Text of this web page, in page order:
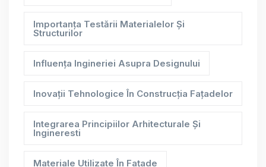
Importanța Testării Materialelor Și
Structurilor
Influența Ingineriei Asupra Designului
Inovații Tehnologice În Construcția Fațadelor
Integrarea Principiilor Arhitecturale Și
Ingineresti
Materiale Utilizate În Fațade